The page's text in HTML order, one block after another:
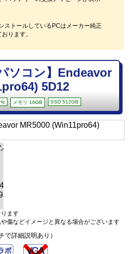
ストールしているPCはメーカー純正
ります。
ソコン】Endeavor
5D12
メモリ 16GB SSD 512GB
ます
傷などイメージと異なる場合がございます
で詳細説明あり）